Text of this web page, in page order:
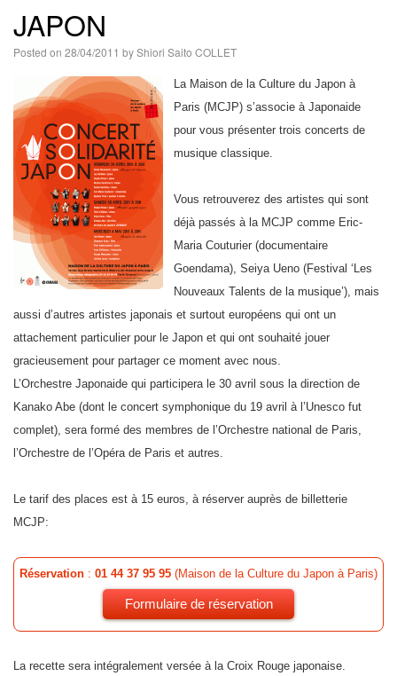
JAPON
Posted on 28/04/2011 byShiori Saito COLLET
La Maison de la Culture du Japon à
Paris (MCJP) s’associe à Japonaide
pour vous présenter trois concerts de
musique classique.
Vous retrouverez des artistes qui sont
déjà passés à la MCJP comme Eric-
Maria Couturier (documentaire
Goendama), Seiya Ueno (Festival ‘Les
Nouveaux Talents de la musique’), mais
aussi d’autres artistes japonais et surtout européens qui ont un
attachement particulier pour le Japon et qui ont souhaité jouer
gracieusement pour partager ce moment avec nous.
L’Orchestre Japonaide qui participera le 30 avril sous la direction de
Kanako Abe (dont le concert symphonique du 19 avril à l’Unesco fut
complet), sera formé des membres de l’Orchestre national de Paris,
l’Orchestre de l’Opéra de Paris et autres.
Le tarif des places est à 15 euros, à réserver auprès de billetterie
MCJP:
Réservation : 01 44 37 95 95 (Maison de la Culture du Japon à Paris)
Formulaire de réservation
La recette sera intégralement versée à la Croix Rouge japonaise.